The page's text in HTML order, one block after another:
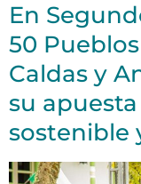
En
50
Caldas y
su
sostenible